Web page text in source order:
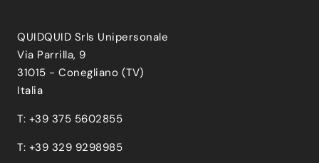
QUIDQUID Srls Unipersonale
Via Parrilla, 9
31015 - Conegliano (TV)
Italia
T: +39 375 5602855
T: +39 329 9298985